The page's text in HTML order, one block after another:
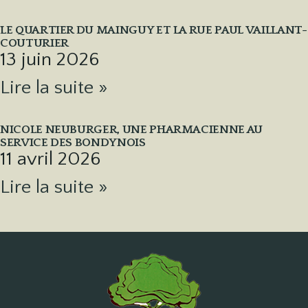
LE QUARTIER DU MAINGUY ET LA RUE PAUL VAILLANT-
COUTURIER
13 juin 2026
Lire la suite »
NICOLE NEUBURGER, UNE PHARMACIENNE AU
SERVICE DES BONDYNOIS
11 avril 2026
Lire la suite »